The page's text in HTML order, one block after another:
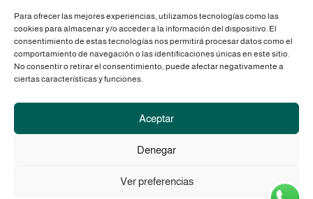
Para ofrecer las mejores experiencias, utilizamos tecnologías como las
cookies para almacenar y/o acceder a la información del dispositivo. El
consentimiento de estas tecnologías nos permitirá procesar datos como el
comportamiento de navegación o las identificaciones únicas en este sitio.
No consentir o retirar el consentimiento, puede afectar negativamente a
ciertas características y funciones.
Aceptar
Denegar
Ver preferencias
Accesibilidad
Política de privacidad
Política de cookies (UE)